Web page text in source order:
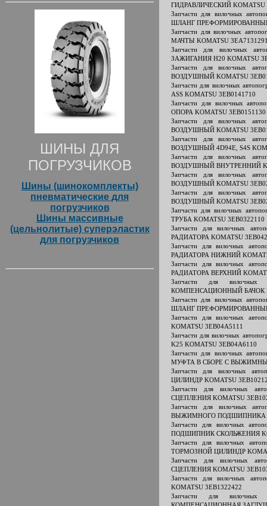
ШИНЫ ДЛЯ
ПОГРУЗЧИКОВ
Шины (шинокомплекты)
пневматические для
погрузчиков
Шины массивные
(цельнолитые) суперэластик
для погрузчиков
ГИДРАВЛИЧЕСКИЙ KOMATSU
Запчасти для вилочных
ШЛАНГ ПРЕФОРМИРОВАННЫЙ
Запчасти для вилочных
МАЧТЫ KOMATSU
Запчасти для вилочных
ЗАЖИГАНИЯ H20 KOMATSU
Запчасти для вилочных
ВОЗДУШНЫЙ KOMATSU
Запчасти для вилочных
ASS KOMATSU 3EB0141710
Запчасти для вилочных
ОПОРА KOMATSU 3EB0151130
Запчасти для вилочных
ВОЗДУШНЫЙ KOMATSU
Запчасти для вилочных
ВОЗДУШНЫЙ 4D94E, S4S
Запчасти для вилочных
ВОЗДУШНЫЙ ВНУТРЕННИЙ
Запчасти для вилочных
ВОЗДУШНЫЙ KOMATSU
Запчасти для вилочных
ВОЗДУШНЫЙ KOMATSU
Запчасти для вилочных
ТРУБА KOMATSU 3EB0322110
Запчасти для вилочных
РАДИАТОРА KOMATSU
Запчасти для вилочных
РАДИАТОРА НИЖНИЙ
Запчасти для вилочных
РАДИАТОРА ВЕРХНИЙ
Запчасти для вилочных
КОМПЕНСАЦИОННЫЙ БАЧОК
Запчасти для вилочных
ШЛАНГ ПРЕФОРМИРОВАННЫЙ
Запчасти для вилочных
KOMATSU 3EB04A5111
Запчасти для вилочных
K25 KOMATSU 3EB04A6110
Запчасти для вилочных
МУФТА В СБОРЕ С
Запчасти для вилочных
ЦИЛИНДР KOMATSU
Запчасти для вилочных
СЦЕПЛЕНИЯ KOMATSU
Запчасти для вилочных
ВЫЖИМНОГО ПОДШИПНИКА
Запчасти для вилочных
ПОДШИПНИК СКОЛЬЖЕНИЯ
Запчасти для вилочных
ТОРМОЗНОЙ ЦИЛИНДР
Запчасти для вилочных
СЦЕПЛЕНИЯ KOMATSU
Запчасти для вилочных
KOMATSU 3EB1322422
Запчасти для вилочных